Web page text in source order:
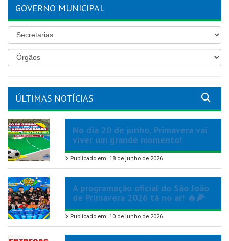
GOVERNO MUNICIPAL
ÚLTIMAS NOTÍCIAS
No dia 20 de junho, Primavera vai
viver um grande momento!
Publicado em: 18 de junho de 2026
A programação oficial do São João
de Primavera 2026 tá no ar! 🔥🌽
Publicado em: 10 de junho de 2026